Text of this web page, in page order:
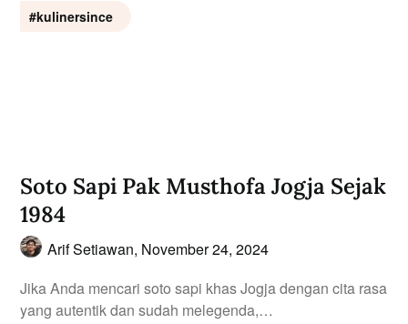
#kulinersince
Soto Sapi Pak Musthofa Jogja Sejak
1984
Arif Setiawan, November 24, 2024
Jika Anda mencari soto sapi khas Jogja dengan cita rasa
yang autentik dan sudah melegenda,…